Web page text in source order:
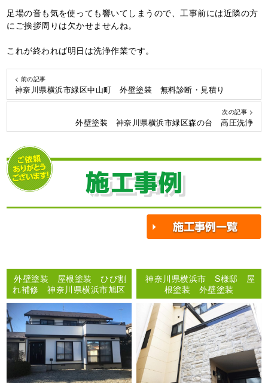
足場の音も気を使っても響いてしまうので、工事前には近隣の方
にご挨拶周りは欠かせませんね。
これが終われば明日は洗浄作業です。
< 前の記事
神奈川県横浜市緑区中山町 外壁塗装 無料診断・見積り
次の記事 >
外壁塗装 神奈川県横浜市緑区森の台 高圧洗浄
施工事例
外壁塗装 屋根塗装 ひび割
れ補修 神奈川県横浜市旭区
神奈川県横浜市 S様邸 屋
根塗装 外壁塗装